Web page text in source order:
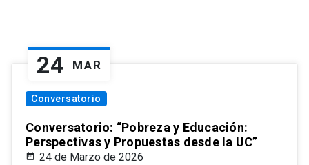
24 MAR
Conversatorio
Conversatorio: “Pobreza y Educación:
Perspectivas y Propuestas desde la UC”
24 de Marzo de 2026